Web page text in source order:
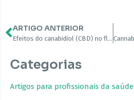
ARTIGO ANTERIOR
Efeitos do canabidiol (CBD) no fluxo sanguíneo cerebral regional
Categorias
Artigos para profissionais da saúde